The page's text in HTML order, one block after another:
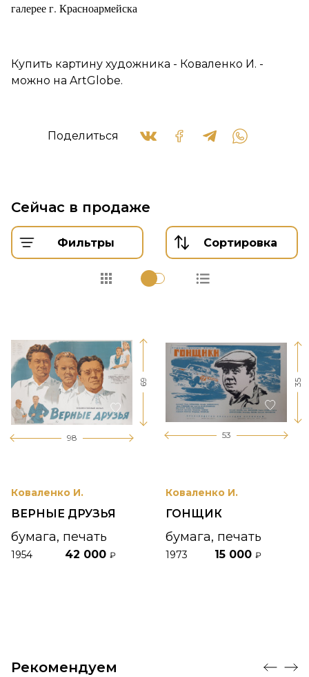
галерее г. Красноармейска
Купить картину художника - Коваленко И. -
можно на ArtGlobe.
Поделиться
Сейчас в продаже
Фильтры Сортировка
98
69
Коваленко И.
ВЕРНЫЕ ДРУЗЬЯ
бумага, печать
1954 42 000 ₽
53
35
Коваленко И.
ГОНЩИК
бумага, печать
1973 15 000 ₽
Рекомендуем